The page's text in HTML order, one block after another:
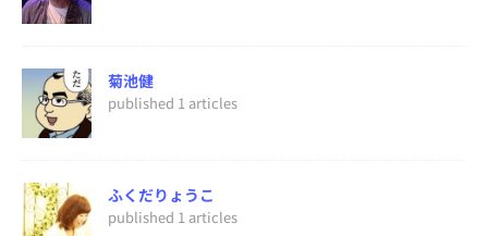
菊池健
published 1 articles
ふくだりょうこ
published 1 articles